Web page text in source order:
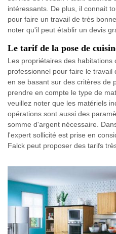
intéressants. De plus, il connait
pour faire un travail de très
noter qu'il peut établir un devis
Le tarif de la pose de
Les propriétaires des habitations
professionnel pour faire le travail
en se basant sur des critères de
prendre en compte le type de
veuillez noter que les matériels
opérations sont aussi des
somme d'argent nécessaire.
l'expert sollicité est prise en
Falck peut proposer des tarifs